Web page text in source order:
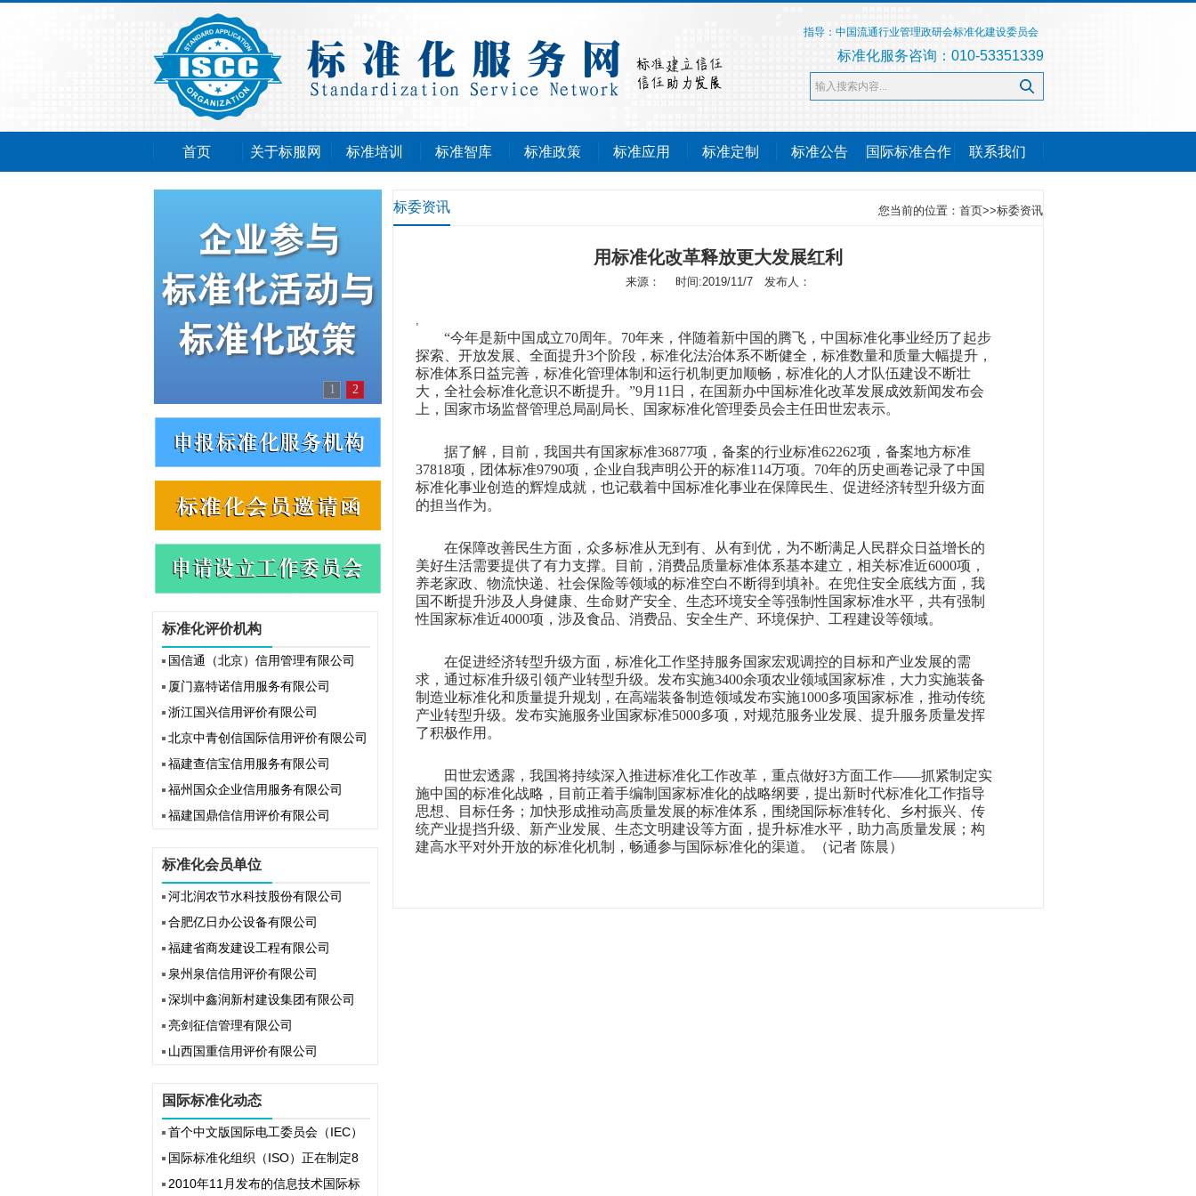
指导：中国流通行业管理政研会标准化建设委员会
标准化服务咨询：010-53351339
首页 关于标服网 标准培训 标准智库 标准政策 标准应用 标准定制 标准公告 国际标准合作 联系我们
1 2
标准化评价机构
国信通（北京）信用管理有限公司
厦门嘉特诺信用服务有限公司
浙江国兴信用评价有限公司
北京中青创信国际信用评价有限公司
福建查信宝信用服务有限公司
福州国众企业信用服务有限公司
福建国鼎信信用评价有限公司
标准化会员单位
河北润农节水科技股份有限公司
合肥亿日办公设备有限公司
福建省商发建设工程有限公司
泉州泉信信用评价有限公司
深圳中鑫润新村建设集团有限公司
亮剑征信管理有限公司
山西国重信用评价有限公司
国际标准化动态
首个中文版国际电工委员会（IEC）
国际标准化组织（ISO）正在制定8
2010年11月发布的信息技术国际标
标委资讯 您当前的位置： 首页>>标委资讯
用标准化改革释放更大发展红利
来源： 时间:2019/11/7 发布人：
,
“今年是新中国成立70周年。70年来，伴随着新中国的腾飞，中国标准化事业经历了起步
探索、开放发展、全面提升3个阶段，标准化法治体系不断健全，标准数量和质量大幅提升，
标准体系日益完善，标准化管理体制和运行机制更加顺畅，标准化的人才队伍建设不断壮
大，全社会标准化意识不断提升。”9月11日，在国新办中国标准化改革发展成效新闻发布会
上，国家市场监督管理总局副局长、国家标准化管理委员会主任田世宏表示。
据了解，目前，我国共有国家标准36877项，备案的行业标准62262项，备案地方标准
37818项，团体标准9790项，企业自我声明公开的标准114万项。70年的历史画卷记录了中国
标准化事业创造的辉煌成就，也记载着中国标准化事业在保障民生、促进经济转型升级方面
的担当作为。
在保障改善民生方面，众多标准从无到有、从有到优，为不断满足人民群众日益增长的
美好生活需要提供了有力支撑。目前，消费品质量标准体系基本建立，相关标准近6000项，
养老家政、物流快递、社会保险等领域的标准空白不断得到填补。在兜住安全底线方面，我
国不断提升涉及人身健康、生命财产安全、生态环境安全等强制性国家标准水平，共有强制
性国家标准近4000项，涉及食品、消费品、安全生产、环境保护、工程建设等领域。
在促进经济转型升级方面，标准化工作坚持服务国家宏观调控的目标和产业发展的需
求，通过标准升级引领产业转型升级。发布实施3400余项农业领域国家标准，大力实施装备
制造业标准化和质量提升规划，在高端装备制造领域发布实施1000多项国家标准，推动传统
产业转型升级。发布实施服务业国家标准5000多项，对规范服务业发展、提升服务质量发挥
了积极作用。
田世宏透露，我国将持续深入推进标准化工作改革，重点做好3方面工作——抓紧制定实
施中国的标准化战略，目前正着手编制国家标准化的战略纲要，提出新时代标准化工作指导
思想、目标任务；加快形成推动高质量发展的标准体系，围绕国际标准转化、乡村振兴、传
统产业提挡升级、新产业发展、生态文明建设等方面，提升标准水平，助力高质量发展；构
建高水平对外开放的标准化机制，畅通参与国际标准化的渠道。
（记者 陈晨）